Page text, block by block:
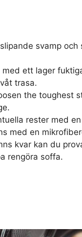
svamp och
ett lager
trasa.
the toughest
rester med
med en
kvar kan du
rengöra soffa.